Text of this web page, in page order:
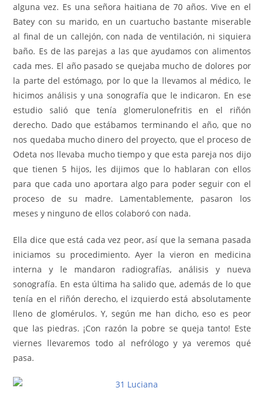
alguna vez. Es una señora haitiana de 70 años. Vive en el
Batey con su marido, en un cuartucho bastante miserable
al final de un callejón, con nada de ventilación, ni siquiera
baño. Es de las parejas a las que ayudamos con alimentos
cada mes. El año pasado se quejaba mucho de dolores por
la parte del estómago, por lo que la llevamos al médico, le
hicimos análisis y una sonografía que le indicaron. En ese
estudio salió que tenía glomerulonefritis en el riñón
derecho. Dado que estábamos terminando el año, que no
nos quedaba mucho dinero del proyecto, que el proceso de
Odeta nos llevaba mucho tiempo y que esta pareja nos dijo
que tienen 5 hijos, les dijimos que lo hablaran con ellos
para que cada uno aportara algo para poder seguir con el
proceso de su madre. Lamentablemente, pasaron los
meses y ninguno de ellos colaboró con nada.
Ella dice que está cada vez peor, así que la semana pasada
iniciamos su procedimiento. Ayer la vieron en medicina
interna y le mandaron radiografías, análisis y nueva
sonografía. En esta última ha salido que, además de lo que
tenía en el riñón derecho, el izquierdo está absolutamente
lleno de glomérulos. Y, según me han dicho, eso es peor
que las piedras. ¡Con razón la pobre se queja tanto! Este
viernes llevaremos todo al nefrólogo y ya veremos qué
pasa.